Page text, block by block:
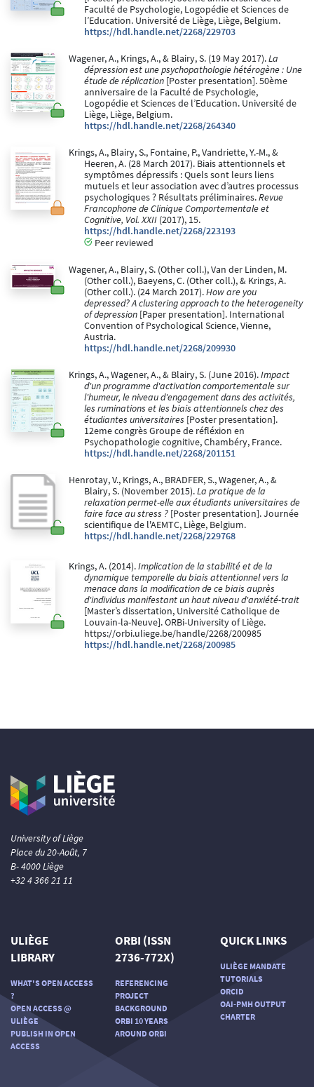
Faculté de Psychologie, Logopédie et Sciences de
l’Education. Université de Liège, Liège, Belgium.
https://hdl.handle.net/2268/229703
Wagener, A., Krings, A., & Blairy, S. (19 May 2017).La
dépression est une psychopathologie hétérogène : Une
étude de réplication [Poster presentation]. 50ème
anniversaire de la Faculté de Psychologie,
Logopédie et Sciences de l’Education. Université de
Liège, Liège, Belgium.
https://hdl.handle.net/2268/264340
Krings, A., Blairy, S., Fontaine, P., Vandriette, Y.-M., &
Heeren, A. (28 March 2017). Biais attentionnels et
symptômes dépressifs : Quels sont leurs liens
mutuels et leur association avec d’autres processus
psychologiques ? Résultats préliminaires.Revue
Francophone de Clinique Comportementale et
Cognitive, Vol. XXII (2017), 15.
https://hdl.handle.net/2268/223193
Peer reviewed
Wagener, A., Blairy, S. (Other coll.), Van der Linden, M.
(Other coll.), Baeyens, C. (Other coll.), & Krings, A.
(Other coll.). (24 March 2017).How are you
depressed? A clustering approach to the heterogeneity
of depression [Paper presentation]. International
Convention of Psychological Science, Vienne,
Austria.
https://hdl.handle.net/2268/209930
Krings, A., Wagener, A., & Blairy, S. (June 2016).Impact
d'un programme d'activation comportementale sur
l'humeur, le niveau d'engagement dans des activités,
les ruminations et les biais attentionnels chez des
étudiantes universitaires [Poster presentation].
12eme congrès Groupe de réfléxion en
Psychopathologie cognitive, Chambéry, France.
https://hdl.handle.net/2268/201151
Henrotay, V., Krings, A., BRADFER, S., Wagener, A., &
Blairy, S. (November 2015).La pratique de la
relaxation permet-elle aux étudiants universitaires de
faire face au stress ? [Poster presentation]. Journée
scientifique de l'AEMTC, Liège, Belgium.
https://hdl.handle.net/2268/229768
Krings, A. (2014).Implication de la stabilité et de la
dynamique temporelle du biais attentionnel vers la
menace dans la modification de ce biais auprès
d'individus manifestant un haut niveau d'anxiété-trait
[Master’s dissertation, Université Catholique de
Louvain-la-Neuve]. ORBi-University of Liège.
https://orbi.uliege.be/handle/2268/200985
https://hdl.handle.net/2268/200985
University of Liège
Place du 20-Août, 7
B- 4000 Liège
+32 4 366 21 11
ULIÈGE
LIBRARY
WHAT'S OPEN ACCESS
?
OPEN ACCESS @
ULIÈGE
PUBLISH IN OPEN
ACCESS
ORBI (ISSN
2736-772X)
REFERENCING
PROJECT
BACKGROUND
ORBI 10 YEARS
AROUND ORBI
QUICK LINKS
ULIÈGE MANDATE
TUTORIALS
ORCID
OAI-PMH OUTPUT
CHARTER